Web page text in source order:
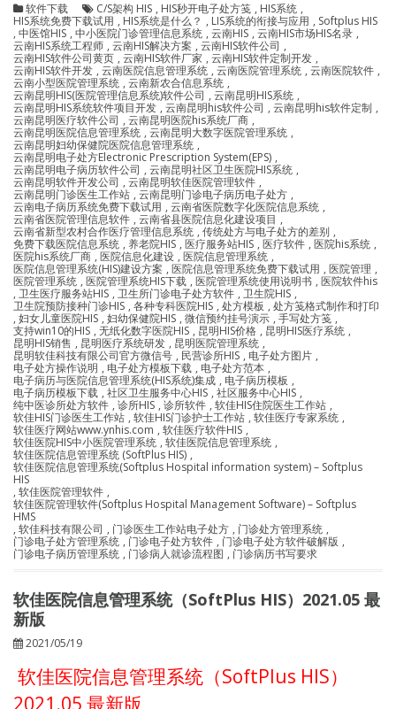
软件下载 C/S架构 HIS , HIS秒开电子处方笺 , HIS系统 ,
HIS系统免费下载试用 , HIS系统是什么？ , LIS系统的衔接与应用 , Softplus HIS
, 中医馆HIS , 中小医院门诊管理信息系统 , 云南HIS , 云南HIS市场HIS名录 ,
云南HIS系统工程师 , 云南HIS解决方案 , 云南HIS软件公司 ,
云南HIS软件公司黄页 , 云南HIS软件厂家 , 云南HIS软件定制开发 ,
云南HIS软件开发 , 云南医院信息管理系统 , 云南医院管理系统 , 云南医院软件 ,
云南小型医院管理系统 , 云南新农合信息系统 ,
云南昆明HIS(医院管理信息系统)软件公司 , 云南昆明HIS系统 ,
云南昆明HIS系统软件项目开发 , 云南昆明his软件公司 , 云南昆明his软件定制 ,
云南昆明医疗软件公司 , 云南昆明医院his系统厂商 ,
云南昆明医院信息管理系统 , 云南昆明大数字医院管理系统 ,
云南昆明妇幼保健院医院信息管理系统 ,
云南昆明电子处方Electronic Prescription System(EPS) ,
云南昆明电子病历软件公司 , 云南昆明社区卫生医院HIS系统 ,
云南昆明软件开发公司 , 云南昆明软佳医院管理软件 ,
云南昆明门诊医生工作站 , 云南昆明门诊电子病历电子处方 ,
云南电子病历系统免费下载试用 , 云南省医院数字化医院信息系统 ,
云南省医院管理信息软件 , 云南省县医院信息化建设项目 ,
云南省新型农村合作医疗管理信息系统 , 传统处方与电子处方的差别 ,
免费下载医院信息系统 , 养老院HIS , 医疗服务站HIS , 医疗软件 , 医院his系统 ,
医院his系统厂商 , 医院信息化建设 , 医院信息管理系统 ,
医院信息管理系统(HIS)建设方案 , 医院信息管理系统免费下载试用 , 医院管理 ,
医院管理系统 , 医院管理系统HIS下载 , 医院管理系统使用说明书 , 医院软件his
, 卫生医疗服务站HIS , 卫生所门诊电子处方软件 , 卫生院HIS ,
卫生院预防接种门诊HIS , 各种专科医院HIS , 处方模板 , 处方笺格式制作和打印
, 妇女儿童医院HIS , 妇幼保健院HIS , 微信预约挂号演示 , 手写处方笺 ,
支持win10的HIS , 无纸化数字医院HIS , 昆明HIS价格 , 昆明HIS医疗系统 ,
昆明HIS销售 , 昆明医疗系统研发 , 昆明医院管理系统 ,
昆明软佳科技有限公司官方微信号 , 民营诊所HIS , 电子处方图片 ,
电子处方操作说明 , 电子处方模板下载 , 电子处方范本 ,
电子病历与医院信息管理系统(HIS系统)集成 , 电子病历模板 ,
电子病历模板下载 , 社区卫生服务中心HIS , 社区服务中心HIS ,
纯中医诊所处方软件 , 诊所HIS , 诊所软件 , 软佳HIS住院医生工作站 ,
软佳HIS门诊医生工作站 , 软佳HIS门诊护士工作站 , 软佳医疗专家系统 ,
软佳医疗网站www.ynhis.com , 软佳医疗软件HIS ,
软佳医院HIS中小医院管理系统 , 软佳医院信息管理系统 ,
软佳医院信息管理系统 (SoftPlus HIS) ,
软佳医院信息管理系统(Softplus Hospital information system) – Softplus
HIS
, 软佳医院管理软件 ,
软佳医院管理软件(Softplus Hospital Management Software) – Softplus
HMS
, 软佳科技有限公司 , 门诊医生工作站电子处方 , 门诊处方管理系统 ,
门诊电子处方管理系统 , 门诊电子处方软件 , 门诊电子处方软件破解版 ,
门诊电子病历管理系统 , 门诊病人就诊流程图 , 门诊病历书写要求
软佳医院信息管理系统（SoftPlus HIS）2021.05 最
新版
2021/05/19
软佳医院信息管理系统（SoftPlus HIS）
2021.05 最新版